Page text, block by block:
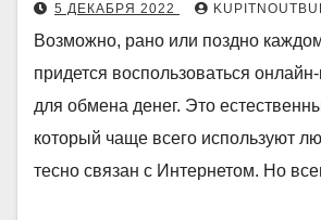
5 ДЕКАБРЯ 2022
Возможно, рано или поздно
придется воспользоваться
для обмена денег. Это
который чаще всего используют
тесно связан с Интернетом. Но